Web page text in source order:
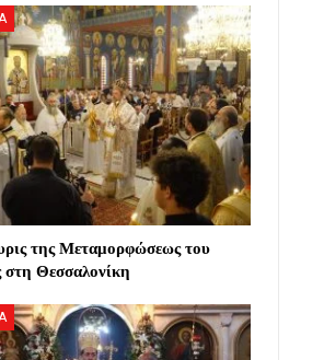
της Μεταμορφώσεως του
Θεσσαλονίκη